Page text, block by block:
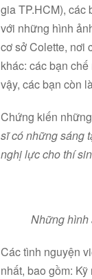
gia TP.HCM), các
với những hình
cơ sở Colette, nơi
khác: các bạn chế
vậy, các bạn còn
Chứng kiến
sĩ có những sáng
nghị lực cho thí
Những hình
Các tình nguyện
nhất, bao gồm: